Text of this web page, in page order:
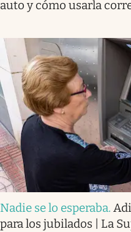
auto y cómo usarla
Nadie se lo esperaba.
para los jubilados | La